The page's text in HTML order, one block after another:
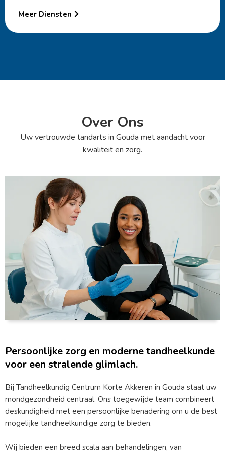
Meer Diensten
Over Ons
Uw vertrouwde tandarts in Gouda met aandacht voor
kwaliteit en zorg.
Persoonlijke zorg en moderne tandheelkunde
voor een stralende glimlach.
Bij Tandheelkundig Centrum Korte Akkeren in Gouda staat uw
mondgezondheid centraal. Ons toegewijde team combineert
deskundigheid met een persoonlijke benadering om u de best
mogelijke tandheelkundige zorg te bieden.
Wij bieden een breed scala aan behandelingen, van